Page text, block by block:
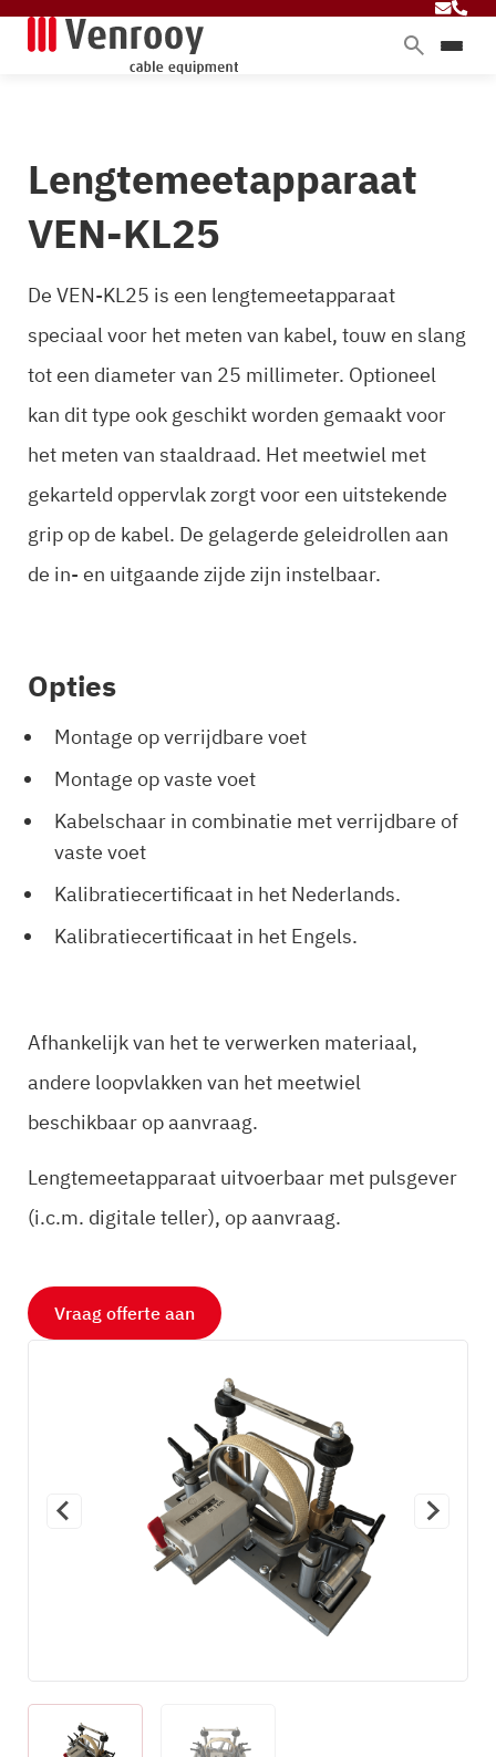
Diensten
Over ons
Blog
Lengtemeetapparaat
VEN-KL25
De VEN-KL25 is een lengtemeetapparaat
speciaal voor het meten van kabel, touw en slang
tot een diameter van 25 millimeter. Optioneel
kan dit type ook geschikt worden gemaakt voor
het meten van staaldraad. Het meetwiel met
gekarteld oppervlak zorgt voor een uitstekende
grip op de kabel. De gelagerde geleidrollen aan
de in- en uitgaande zijde zijn instelbaar.
Opties
Montage op verrijdbare voet
Montage op vaste voet
Kabelschaar in combinatie met verrijdbare of
vaste voet
Kalibratiecertificaat in het Nederlands.
Kalibratiecertificaat in het Engels.
Afhankelijk van het te verwerken materiaal,
andere loopvlakken van het meetwiel
beschikbaar op aanvraag.
Lengtemeetapparaat uitvoerbaar met pulsgever
(i.c.m. digitale teller), op aanvraag.
Vraag offerte aan